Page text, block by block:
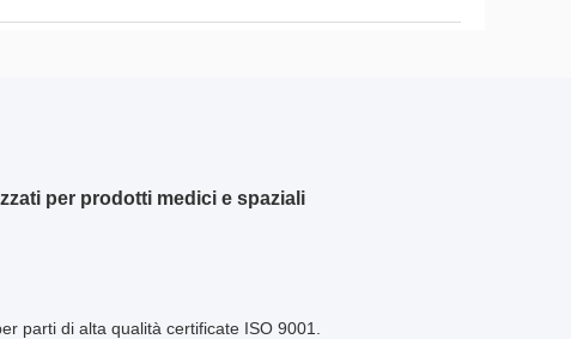
per prodotti medici e spaziali
parti di alta qualità certificate ISO 9001.